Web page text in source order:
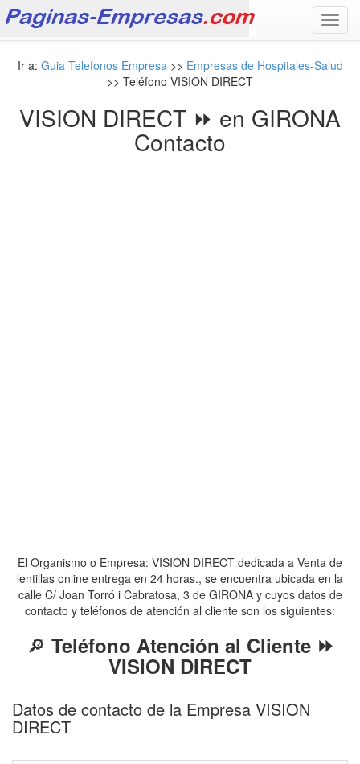
Ir a: Guia Telefonos Empresa>> Empresas de Hospitales-Salud
>> Teléfono VISION DIRECT
VISION DIRECT ⏩ en GIRONA
Contacto
El Organismo o Empresa: VISION DIRECT dedicada a Venta de
lentillas online entrega en 24 horas., se encuentra ubicada en la
calle C/ Joan Torró i Cabratosa, 3 de GIRONA y cuyos datos de
contacto y teléfonos de atención al cliente son los siguientes:
🔎 Teléfono Atención al Cliente ⏩
VISION DIRECT
Datos de contacto de la Empresa VISION
DIRECT